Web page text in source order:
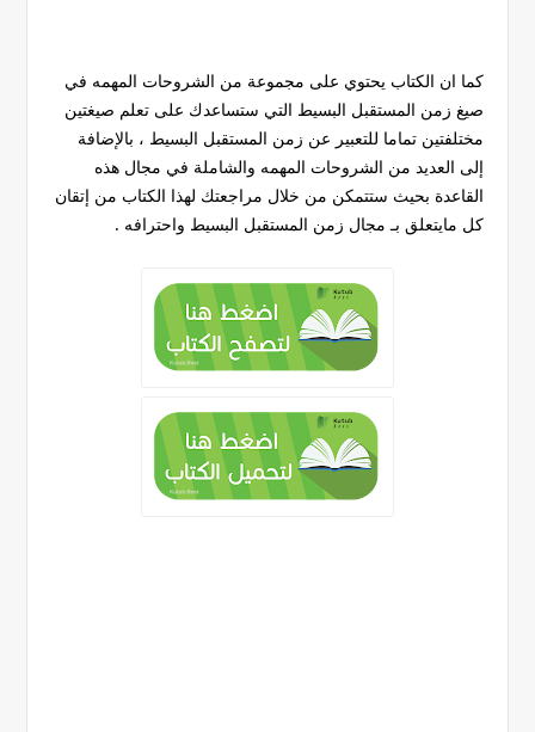
كما ان الكتاب يحتوي على مجموعة من الشروحات المهمه في
صيغ زمن المستقبل البسيط التي ستساعدك على تعلم صيغتين
مختلفتين تماما للتعبير عن زمن المستقبل البسيط ، بالإضافة
إلى العديد من الشروحات المهمه والشاملة في مجال هذه
القاعدة بحيث ستتمكن من خلال مراجعتك لهذا الكتاب من إتقان
كل مايتعلق بـ مجال زمن المستقبل البسيط واحترافه .